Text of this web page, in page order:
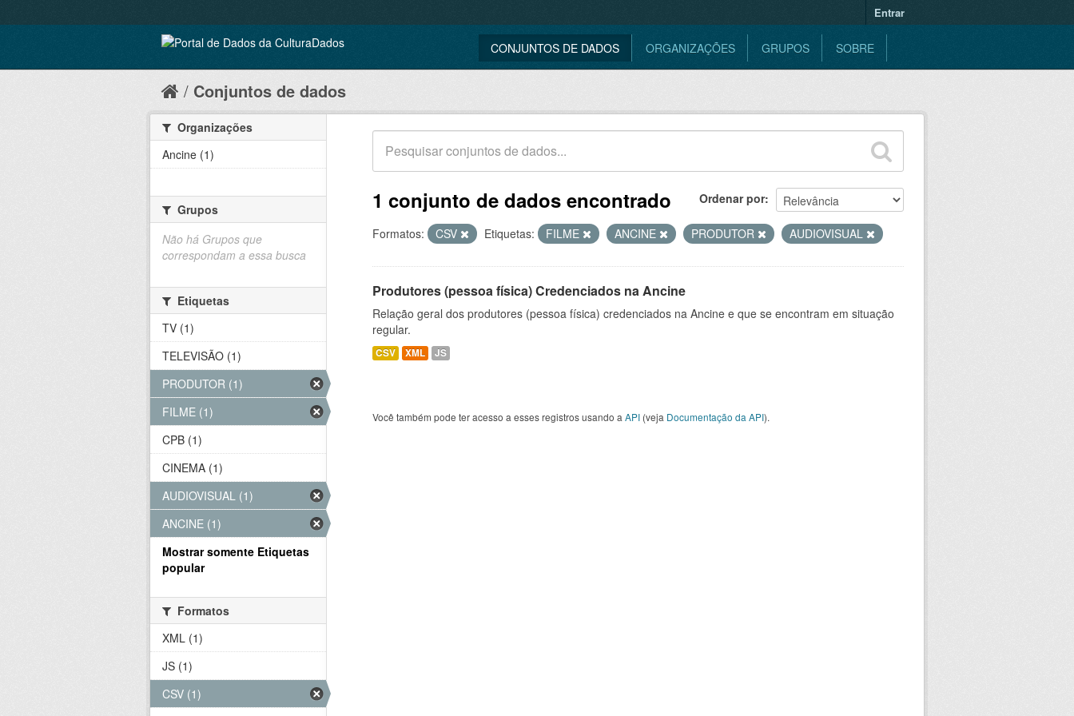
Entrar
CONJUNTOS DE DADOS ORGANIZAÇÕES GRUPOS SOBRE
Conjuntos de dados
Ordenar por
1 conjunto de dados encontrado
Formatos: CSV Etiquetas: FILME ANCINE PRODUTOR AUDIOVISUAL
Produtores (pessoa física) Credenciados na Ancine
Relação geral dos produtores (pessoa física) credenciados na Ancine e que se encontram em situação
regular.
CSV XML JS
Você também pode ter acesso a esses registros usando a API (veja Documentação da API).
Organizações
Ancine (1)
Grupos
Não há Grupos que
correspondam a essa busca
Etiquetas
TV (1)
TELEVISÃO (1)
PRODUTOR (1)
FILME (1)
CPB (1)
CINEMA (1)
AUDIOVISUAL (1)
ANCINE (1)
Mostrar somente Etiquetas
popular
Formatos
XML (1)
JS (1)
CSV (1)